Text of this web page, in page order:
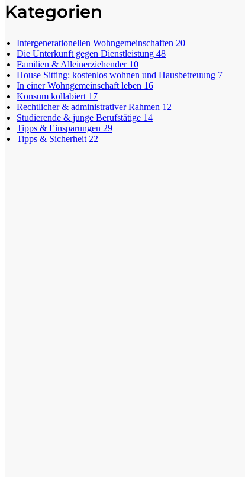
Kategorien
Intergenerationellen Wohngemeinschaften 20
Die Unterkunft gegen Dienstleistung 48
Familien & Alleinerziehender 10
House Sitting: kostenlos wohnen und Hausbetreuung 7
In einer Wohngemeinschaft leben 16
Konsum kollabiert 17
Rechtlicher & administrativer Rahmen 12
Studierende & junge Berufstätige 14
Tipps & Einsparungen 29
Tipps & Sicherheit 22